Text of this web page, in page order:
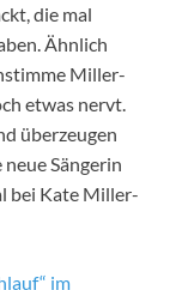
die mal
Ähnlich
Miller-
etwas nervt.
überzeugen
Sängerin
bei Kate Miller-
im